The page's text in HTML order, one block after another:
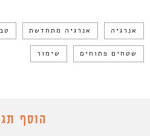
אנרגיה אנרגיה מתחדשת
שטחים פתוחים שימור
הוסף